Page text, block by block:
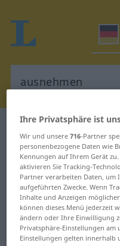
Deutsch-Ungarisch
Deutsch-
für
"ausnehmen"
Übersetzung
Ihre Privatsphäre ist
Wir und unsere716-Partner
personenbezogene Daten wie
Kennungen auf Ihrem Gerät
aktivieren Sie Tracking-
Partner verarbeiten Daten, um
aufgeführten Zwecke. Wenn
Inhalte und Anzeigen
können dieses Menü jederzeit
ändern oder Ihre Einwilligung
Privatsphäre-Einstellungen am
Einstellungen gelten innerhalb